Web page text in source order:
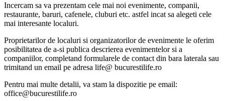
Incercam sa va prezentam cele mai noi evenimente, companii,
restaurante, baruri, cafenele, cluburi etc. astfel incat sa alegeti cele
mai interesante localuri.
Proprietarilor de localuri si organizatorilor de evenimente le oferim
posibilitatea de a-si publica descrierea evenimentelor si a
companiilor, completand formularele de contact din bara laterala sau
trimitand un email pe adresa life@ bucurestilife.ro
Pentru mai multe detalii, va stam la dispozitie pe email:
office@bucurestilife.ro